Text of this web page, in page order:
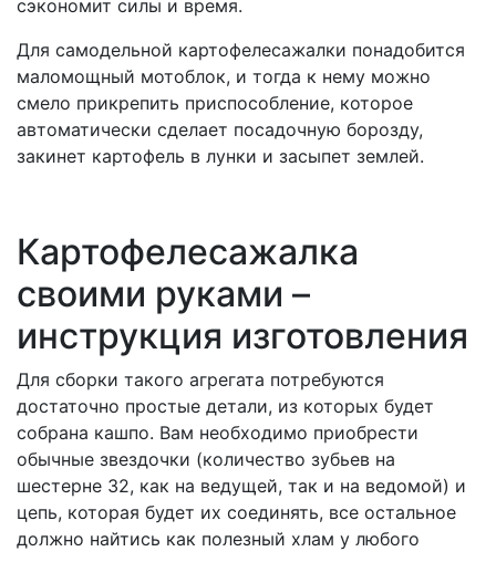
сэкономит силы и время.
Для самодельной картофелесажалки понадобится
маломощный мотоблок, и тогда к нему можно
смело прикрепить приспособление, которое
автоматически сделает посадочную борозду,
закинет картофель в лунки и засыпет землей.
Картофелесажалка
своими руками –
инструкция изготовления
Для сборки такого агрегата потребуются
достаточно простые детали, из которых будет
собрана кашпо. Вам необходимо приобрести
обычные звездочки (количество зубьев на
шестерне 32, как на ведущей, так и на ведомой) и
цепь, которая будет их соединять, все остальное
должно найтись как полезный хлам у любого